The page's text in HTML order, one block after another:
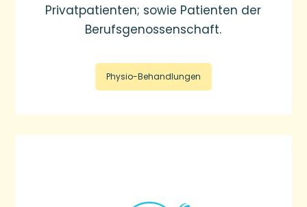
Privatpatienten; sowie Patienten der
Berufsgenossenschaft.
Physio-Behandlungen